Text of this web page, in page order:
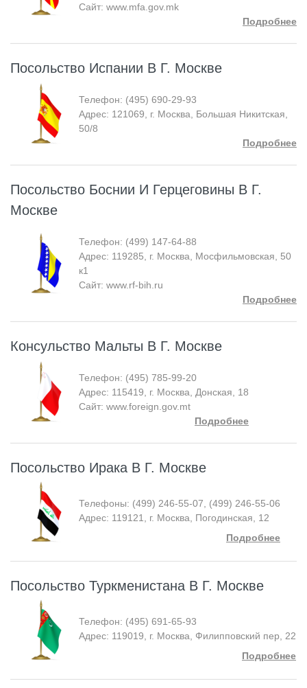
Сайт: www.mfa.gov.mk
Подробнее
Посольство Испании В Г. Москве
Телефон: (495) 690-29-93
Адрес: 121069, г. Москва, Большая Никитская,
50/8
Подробнее
Посольство Боснии И Герцеговины В Г.
Москве
Телефон: (499) 147-64-88
Адрес: 119285, г. Москва, Мосфильмовская, 50
к1
Сайт: www.rf-bih.ru
Подробнее
Консульство Мальты В Г. Москве
Телефон: (495) 785-99-20
Адрес: 115419, г. Москва, Донская, 18
Сайт: www.foreign.gov.mt
Подробнее
Посольство Ирака В Г. Москве
Телефоны: (499) 246-55-07, (499) 246-55-06
Адрес: 119121, г. Москва, Погодинская, 12
Подробнее
Посольство Туркменистана В Г. Москве
Телефон: (495) 691-65-93
Адрес: 119019, г. Москва, Филипповский пер, 22
Подробнее